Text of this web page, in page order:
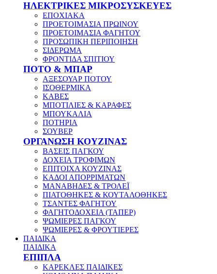
ΗΛΕΚΤΡΙΚΕΣ ΜΙΚΡΟΣΥΣΚΕΥΕΣ
ΕΠΟΧΙΑΚΑ
ΠΡΟΕΤΟΙΜΑΣΙΑ ΠΡΩΙΝΟΥ
ΠΡΟΕΤΟΙΜΑΣΙΑ ΦΑΓΗΤΟΥ
ΠΡΟΣΩΠΙΚΗ ΠΕΡΙΠΟΙΗΣΗ
ΣΙΔΕΡΩΜΑ
ΦΡΟΝΤΙΔΑ ΣΠΙΤΙΟΥ
ΠΟΤΟ & ΜΠΑΡ
ΑΞΕΣΟΥΑΡ ΠΟΤΟΥ
ΙΣΟΘΕΡΜΙΚΑ
ΚΑΒΕΣ
ΜΠΟΤΙΛΙΕΣ & ΚΑΡΑΦΕΣ
ΜΠΟΥΚΑΛΙΑ
ΠΟΤΗΡΙΑ
ΣΟΥΒΕΡ
ΟΡΓΑΝΩΣΗ ΚΟΥΖΙΝΑΣ
ΒΑΣΕΙΣ ΠΑΓΚΟΥ
ΔΟΧΕΙΑ ΤΡΟΦΙΜΩΝ
ΕΠΙΤΟΙΧΑ ΚΟΥΖΙΝΑΣ
ΚΑΔΟΙ ΑΠΟΡΡΙΜΑΤΩΝ
ΜΑΝΑΒΗΔΕΣ & ΤΡΟΛΕΪ
ΠΙΑΤΟΘΗΚΕΣ & ΚΟΥΤΑΛΟΘΗΚΕΣ
ΤΣΑΝΤΕΣ ΦΑΓΗΤΟΥ
ΦΑΓΗΤΟΔΟΧΕΙΑ (ΤΑΠΕΡ)
ΨΩΜΙΕΡΕΣ ΠΑΓΚΟΥ
ΨΩΜΙΕΡΕΣ & ΦΡΟΥΤΙΕΡΕΣ
ΠΑΙΔΙΚΑ
ΠΑΙΔΙΚΑ
ΕΠΙΠΛΑ
ΚΑΡΕΚΛΕΣ ΠΑΙΔΙΚΕΣ